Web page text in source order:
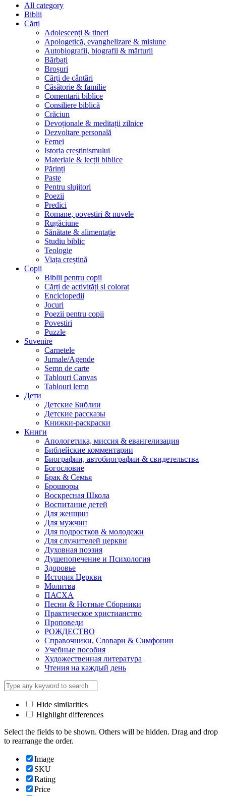
All category
Biblii
Cărți
Adolescenți & tineri
Apologetică, evanghelizare & misiune
Autobiografii, biografii & mărturii
Bărbați
Broșuri
Cărți de cântări
Căsătorie & familie
Comentarii biblice
Consiliere biblică
Crăciun
Devoționale & meditații zilnice
Dezvoltare personală
Femei
Istoria creștinismului
Materiale & lecții biblice
Părinți
Paște
Pentru slujitori
Poezii
Predici
Romane, povestiri & nuvele
Rugăciune
Sănătate & alimentație
Studiu biblic
Teologie
Viața creștină
Copii
Biblii pentru copii
Cărți de activități și colorat
Enciclopedii
Jocuri
Poezii pentru copii
Povestiri
Puzzle
Suvenire
Carnetele
Jurnale/Agende
Semn de carte
Tablouri Canvas
Tablouri lemn
Дети
Детские Библии
Детские рассказы
Книжки-раскраски
Книги
Апологетика, миссия & евангелизация
Библейские комментарии
Биографии, автобиографии & свидетельства
Богословие
Брак & Семья
Брошюры
Воскресная Школа
Воспитание детей
Для женщин
Для мужчин
Для подростков & молодежи
Для служителей церкви
Духовная поэзия
Душепопечение и Психология
Здоровье
История Церкви
Молитва
ПАСХА
Песни & Нотные Сборники
Практическое христианство
Проповеди
РОЖДЕСТВО
Справочники, Словари & Симфонии
Учебные пособия
Художественная литература
Чтения на каждый день
Hide similarities
Highlight differences
Select the fields to be shown. Others will be hidden. Drag and drop
to rearrange the order.
Image
SKU
Rating
Price